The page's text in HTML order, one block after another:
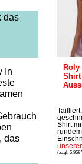
das
In
das
Roly
Shirt
Shirt
(zzgl. 5,95€